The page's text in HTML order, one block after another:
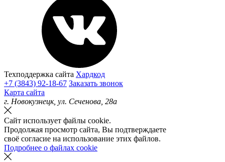
Техподдержка сайта Хардкод
+7 (3843) 92-18-67 Заказать звонок
Карта сайта
г. Новокузнецк, ул. Сеченова, 28а
Сайт использует файлы cookie.
Продолжая просмотр сайта, Вы подтверждаете
своё согласие на использование этих файлов.
Подробнее о файлах cookie